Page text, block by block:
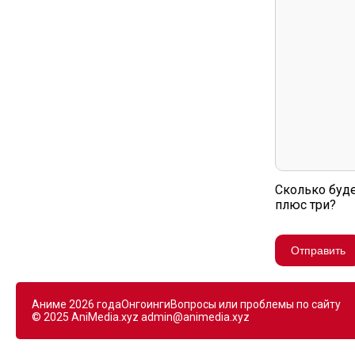
Сколько
плюс три?
Отправить
Аниме 2026 годаОнгоингиВопросы или проблемы по сайту
© 2025 AniMedia.xyz admin@animedia.xyz